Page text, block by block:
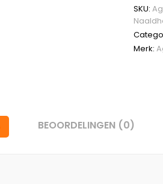
SKU:
Merk:
BEOORDELINGEN (0)